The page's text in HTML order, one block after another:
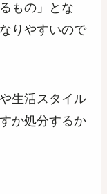
もの」とな
りやすいので
生活スタイル
か処分するか